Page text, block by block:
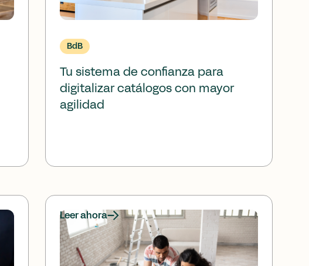
BdB
Tu sistema de confianza para
digitalizar catálogos con mayor
agilidad
Leer ahora